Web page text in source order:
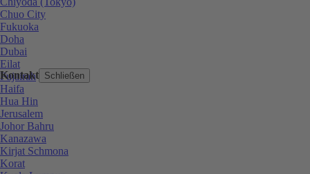
Kontakt Schließen
Chuo City
Fukuoka
Doha
Dubai
Eilat
Fujairah
Haifa
Hua Hin
Jerusalem
Johor Bahru
Kanazawa
Kirjat Schmona
Korat